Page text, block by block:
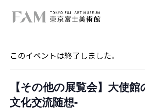
このイベントは終了しました。
【その他の展覧会】大使
文化交流随想-